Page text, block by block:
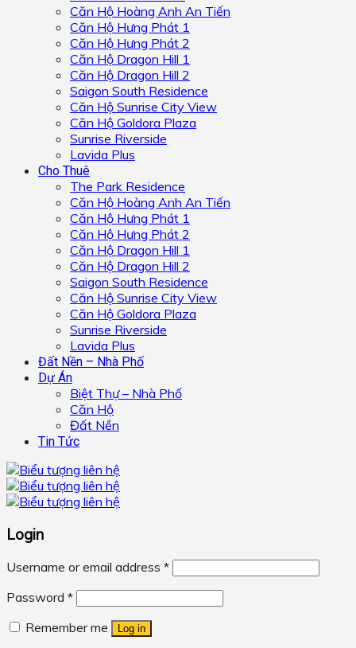
Căn Hộ Hoàng Anh An Tiến
Căn Hộ Hưng Phát 1
Căn Hộ Hưng Phát 2
Căn Hộ Dragon Hill 1
Căn Hộ Dragon Hill 2
Saigon South Residence
Căn Hộ Sunrise City View
Căn Hộ Goldora Plaza
Sunrise Riverside
Lavida Plus
Cho Thuê
The Park Residence
Căn Hộ Hoàng Anh An Tiến
Căn Hộ Hưng Phát 1
Căn Hộ Hưng Phát 2
Căn Hộ Dragon Hill 1
Căn Hộ Dragon Hill 2
Saigon South Residence
Căn Hộ Sunrise City View
Căn Hộ Goldora Plaza
Sunrise Riverside
Lavida Plus
Đất Nền – Nhà Phố
Dự Án
Biệt Thự – Nhà Phố
Căn Hộ
Đất Nền
Tin Tức
Login
Username or email address *
Password *
Remember me
Log in